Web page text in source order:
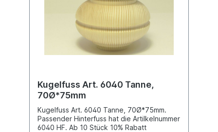
Kugelfuss Art. 6040 Tanne,
70Ø*75mm
Kugelfuss Art. 6040 Tanne, 70Ø*75mm.
Passender Hinterfuss hat die Artilkelnummer
6040 HF. Ab 10 Stück 10% Rabatt